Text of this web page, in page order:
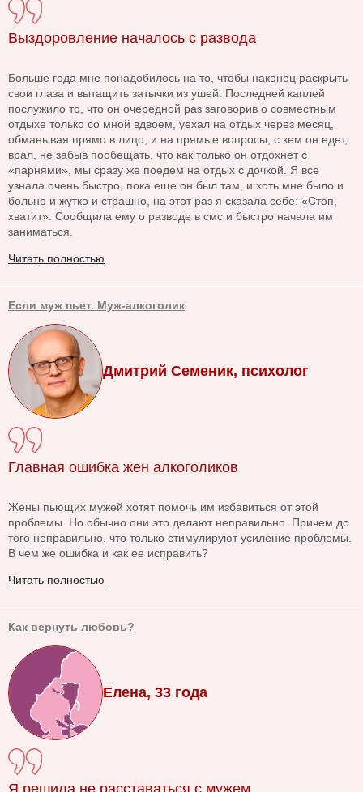
Выздоровление началось с развода
Больше года мне понадобилось на то, чтобы наконец раскрыть
свои глаза и вытащить затычки из ушей. Последней каплей
послужило то, что он очередной раз заговорив о совместным
отдыхе только со мной вдвоем, уехал на отдых через месяц,
обманывая прямо в лицо, и на прямые вопросы, с кем он едет,
врал, не забыв пообещать, что как только он отдохнет с
«парнями», мы сразу же поедем на отдых с дочкой. Я все
узнала очень быстро, пока еще он был там, и хоть мне было и
больно и жутко и страшно, на этот раз я сказала себе: «Стоп,
хватит». Сообщила ему о разводе в смс и быстро начала им
заниматься.
Читать полностью
Если муж пьет. Муж-алкоголик
Дмитрий Семеник, психолог
Главная ошибка жен алкоголиков
Жены пьющих мужей хотят помочь им избавиться от этой
проблемы. Но обычно они это делают неправильно. Причем до
того неправильно, что только стимулируют усиление проблемы.
В чем же ошибка и как ее исправить?
Читать полностью
Как вернуть любовь?
Елена, 33 года